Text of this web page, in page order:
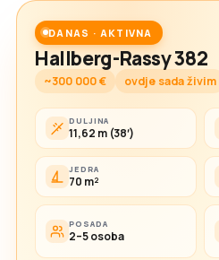
DANAS · AKTIVNA
Hallberg-Rassy 382
~300 000 € ovdje sada živim
DULJINA
11,62 m (38′)
JEDRA
70 m²
POSADA
2–5 osoba